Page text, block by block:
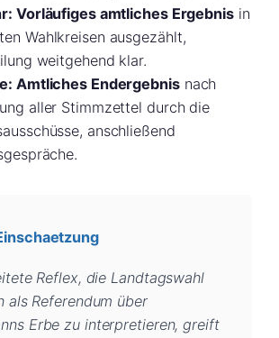
Vorläufiges amtliches Ergebnisin
Wahlkreisen ausgezählt,
weitgehend klar.
Amtliches Endergebnisnach
aller Stimmzettel durch die
anschließend
Reflex, die Landtagswahl
als Referendum über
Erbe zu interpretieren, greift